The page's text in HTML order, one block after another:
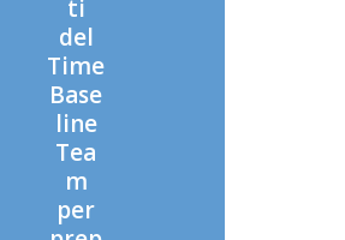
ti
del
Time
Base
line
Tea
m
per